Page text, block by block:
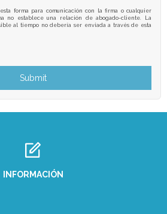
forma para comunicación con la firma o cualquier
no establece una relación de abogado-cliente. La
al tiempo no debería ser enviada a través de esta
INFORMACIÓN